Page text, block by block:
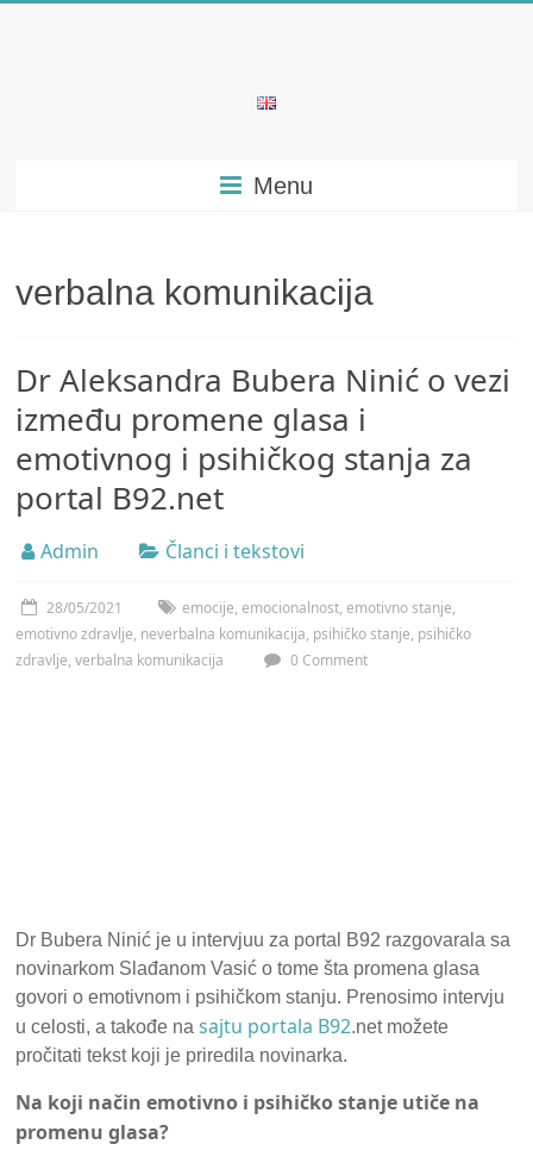
psihijatrije
Menu
verbalna komunikacija
Dr Aleksandra Bubera Ninić o vezi
između promene glasa i
emotivnog i psihičkog stanja za
portal B92.net
Admin Članci i tekstovi
28/05/2021 emocije,emocionalnost,emotivno stanje,
emotivno zdravlje, neverbalna komunikacija, psihičko stanje, psihičko
zdravlje,verbalna komunikacija 0 Comment
Dr Bubera Ninić je u intervjuu za portal B92 razgovarala sa
novinarkom Slađanom Vasić o tome šta promena glasa
govori o emotivnom i psihičkom stanju. Prenosimo intervju
u celosti, a takođe nasajtu portala B92.net možete
pročitati tekst koji je priredila novinarka.
Na koji način emotivno i psihičko stanje utiče na
promenu glasa?